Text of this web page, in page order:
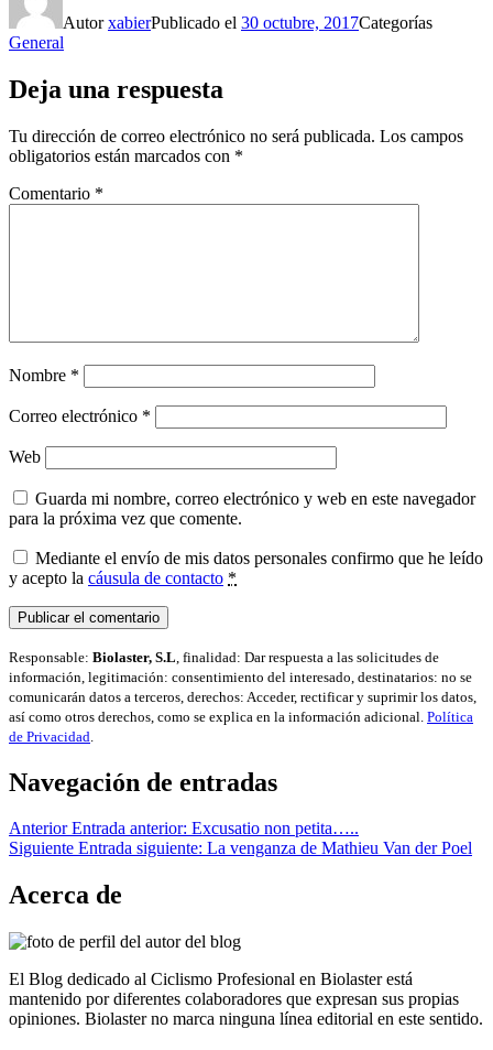
AutorxabierPublicado el 30 octubre, 2017Categorías
General
Deja una respuesta
Tu dirección de correo electrónico no será publicada. Los campos
obligatorios están marcados con *
Comentario *
Nombre *
Correo electrónico *
Web
Guarda mi nombre, correo electrónico y web en este navegador
para la próxima vez que comente.
Mediante el envío de mis datos personales confirmo que he leído
y acepto la cáusula de contacto *
Responsable: Biolaster, S.L , finalidad: Dar respuesta a las solicitudes de
información, legitimación: consentimiento del interesado, destinatarios: no se
comunicarán datos a terceros, derechos: Acceder, rectificar y suprimir los datos,
así como otros derechos, como se explica en la información adicional. Política
de Privacidad
Navegación de entradas
Anterior Entrada anterior: Excusatio non petita…..
Siguiente Entrada siguiente: La venganza de Mathieu Van der Poel
Acerca de
El Blog dedicado al Ciclismo Profesional en Biolaster está
mantenido por diferentes colaboradores que expresan sus propias
opiniones. Biolaster no marca ninguna línea editorial en este sentido.